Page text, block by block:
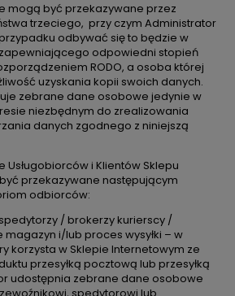
być przekazywane przez
trzeciego, przy czym Administrator
odbywać się to będzie w
odpowiedni stopień
RODO, a osoba której
uzyskania kopii swoich danych.
zebrane dane osobowe jedynie w
niezbędnym do zrealizowania
danych zgodnego z niniejszą
i Klientów Sklepu
przekazywane następującym
odbiorców:
/ brokerzy kurierscy /
i/lub proces wysyłki – w
korzysta w Sklepie Internetowym ze
przesyłką pocztową lub przesyłką
udostępnia zebrane dane osobowe